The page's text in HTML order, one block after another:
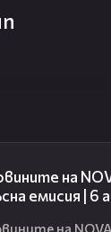
на
емисия | 6
на NOVA